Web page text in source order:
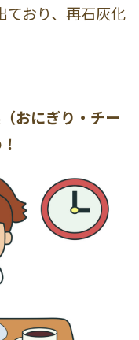
ており、再石灰化
おにぎり・チー